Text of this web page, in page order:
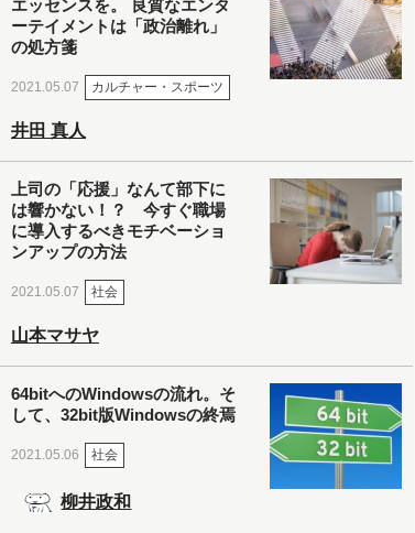
エッセンスを。 良質なエンタ
ーテイメントは「政治離れ」
の処方箋
2021.05.07 カルチャー・スポーツ
井田 真人
上司の「応援」なんて部下に
は響かない！？ 今すぐ職場
に導入するべきモチベーショ
ンアップの方法
2021.05.07 社会
山本マサヤ
64bitへのWindowsの流れ。そ
して、32bit版Windowsの終焉
2021.05.06 社会
柳井政和